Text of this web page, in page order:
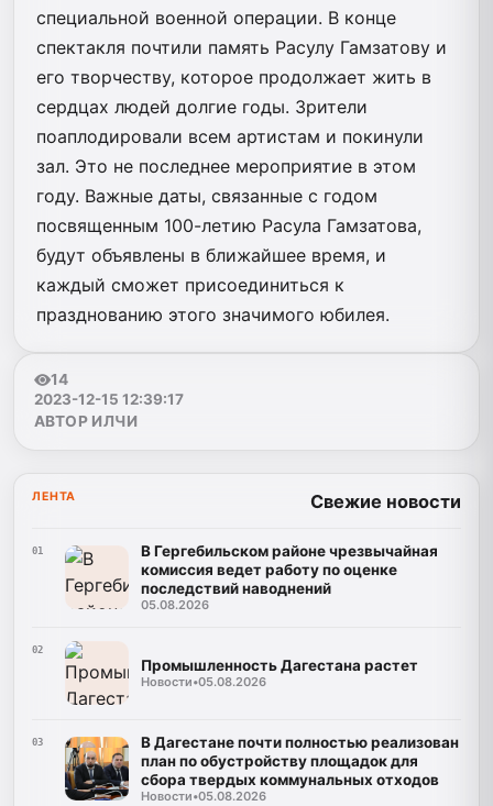
специальной военной операции. В конце
спектакля почтили память Расулу Гамзатову и
его творчеству, которое продолжает жить в
сердцах людей долгие годы. Зрители
поаплодировали всем артистам и покинули
зал. Это не последнее мероприятие в этом
году. Важные даты, связанные с годом
посвященным 100-летию Расула Гамзатова,
будут объявлены в ближайшее время, и
каждый сможет присоединиться к
празднованию этого значимого юбилея.
14
2023-12-15 12:39:17
АВТОР ИЛЧИ
ЛЕНТА Свежие новости
01
В Гергебильском районе чрезвычайная
комиссия ведет работу по оценке
последствий наводнений
05.08.2026
02
Промышленность Дагестана растет
Новости•05.08.2026
03
В Дагестане почти полностью реализован
план по обустройству площадок для
сбора твердых коммунальных отходов
Новости•05.08.2026